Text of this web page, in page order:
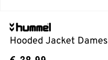
Hooded Jacket Dames